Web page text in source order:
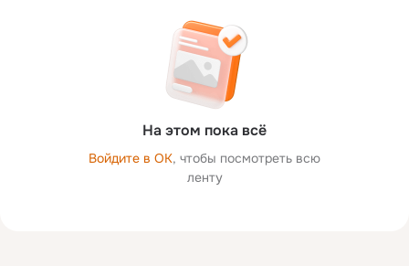
На этом пока всё
Войдите в ОК, чтобы посмотреть всю
ленту